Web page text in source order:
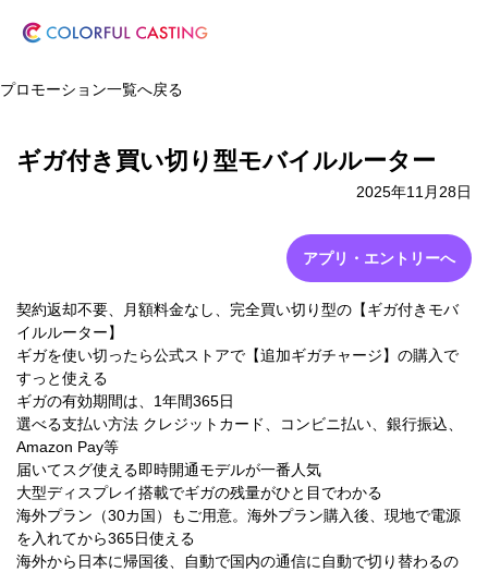
プロモーション一覧へ戻る
ギガ付き買い切り型モバイルルーター
2025年11月28日
アプリ・エントリーへ
契約返却不要、月額料金なし、完全買い切り型の【ギガ付きモバ
イルルーター】
ギガを使い切ったら公式ストアで【追加ギガチャージ】の購入で
すっと使える
ギガの有効期間は、1年間365日
選べる支払い方法 クレジットカード、コンビニ払い、銀行振込、
Amazon Pay等
届いてスグ使える即時開通モデルが一番人気
大型ディスプレイ搭載でギガの残量がひと目でわかる
海外プラン（30カ国）もご用意。海外プラン購入後、現地で電源
を入れてから365日使える
海外から日本に帰国後、自動で国内の通信に自動で切り替わるの